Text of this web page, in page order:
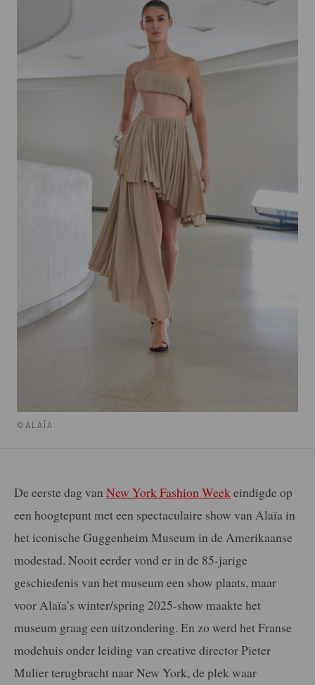
©ALAÏA
De eerste dag van New York Fashion Week eindigde op
een hoogtepunt met een spectaculaire show van Alaïa in
het iconische Guggenheim Museum in de Amerikaanse
modestad. Nooit eerder vond er in de 85-jarige
geschiedenis van het museum een show plaats, maar
voor Alaïa’s winter/spring 2025-show maakte het
museum graag een uitzondering. En zo werd het Franse
modehuis onder leiding van creative director Pieter
Mulier terugbracht naar New York, de plek waar